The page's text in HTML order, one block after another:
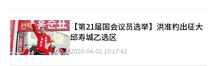
【第21届国会议员选举】洪准杓出征大
邱寿城乙选区
2020-04-02 10:17:42